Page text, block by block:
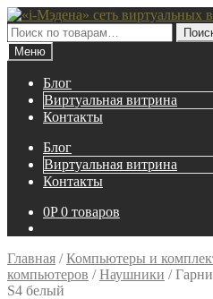
Перейти
к
навигации
Перейти
к
содержимому
Искать:
Меню
Блог
Виртуальная витрина
Контакты
Блог
Виртуальная витрина
Контакты
0P 0 товаров
Главная /Компьютеры и
компьютеров /Наушники /
S4 белый